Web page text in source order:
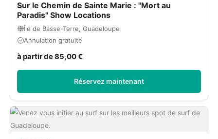
Sur le Chemin de Sainte Marie : ''Mort au
Paradis'' Show Locations
Île de Basse-Terre, Guadeloupe
Annulation gratuite
à partir de 85,00 €
Réservez maintenant